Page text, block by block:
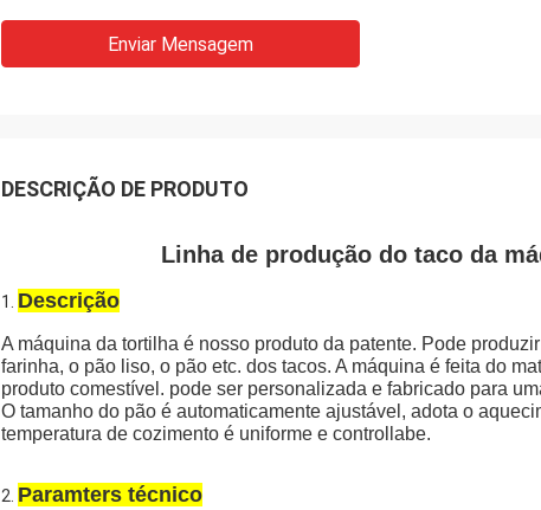
Enviar Mensagem
DESCRIÇÃO DE PRODUTO
Linha de produção do taco da
1. Descrição
A máquina da tortilha é nosso produto da patente. Pode
farinha, o pão liso, o pão etc. dos tacos. A máquina é feita do
produto comestível. pode ser personalizada e fabricado para
O tamanho do pão é automaticamente ajustável, adota o
temperatura de cozimento é uniforme e controllabe.
2. Paramters técnico